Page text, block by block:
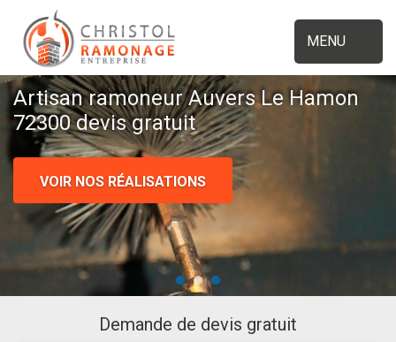
MENU
Artisan ramoneur Auvers Le Hamon
72300 devis gratuit
VOIR NOS RÉALISATIONS
Demande de devis gratuit